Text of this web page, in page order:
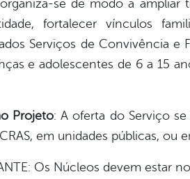
se de modo a
fortalecer vínculos
Serviços de Convivência
e adolescentes de 6 a 15
Projeto: A oferta do Serviço
em unidades públicas, ou
Os Núcleos devem estar